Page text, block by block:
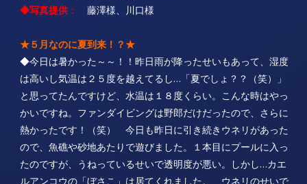
◆写真提供： 藤澤様、川口様
★５月なのに夏到来！？★
◆今日は暑かった～～！！昨日雨が降ったせいもあって、湿度
は高いし気温は２５度を越えてるし…「夏でしょ？？（笑）」
と思ってたんですけど、水温は１８度くらい。こんな時はやっ
かいですね。ファンダイビングは野郎だけだったので、さらに
熱かったです！（笑） 今日も昨日に引き続きウネリがあった
ので、魚礁や砂地あたりで遊びました。１本目にプールに入っ
たのですが、うねっているせいで透明度が悪い。しかし…カエ
ルアンコウの「ぼさこ」は居てくれました。 ウネリのせいで